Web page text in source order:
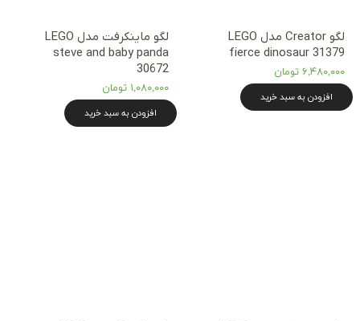
لگو Creator مدل LEGO
fierce dinosaur 31379
۶,۴۸۰,۰۰۰ تومان
افزودن به سبد خرید
لگو ماینکرفت مدل LEGO
steve and baby panda
30672
۱,۰۸۰,۰۰۰ تومان
افزودن به سبد خرید